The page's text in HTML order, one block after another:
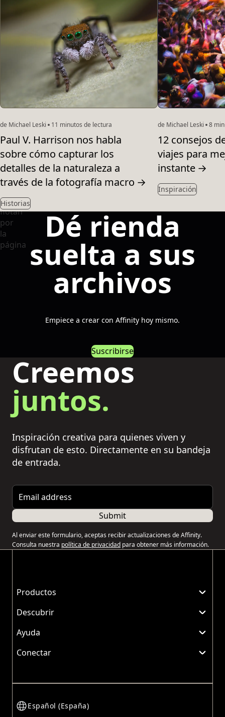
de Michael Leski 11 minutos de lectura
Paul V. Harrison nos habla
sobre cómo capturar los
detalles de la naturaleza a
través de la fotografía macro →
Historias
de Michael Leski 8
12 consejos
viajes para
instante →
Inspiración
Dé rienda
suelta a sus
archivos
Empiece a crear con Affinity hoy mismo.
Suscribirse
Creemos
juntos.
Inspiración creativa para quienes viven y
disfrutan de esto. Directamente en su bandeja
de entrada.
Email address
Submit
Al enviar este formulario, aceptas recibir actualizaciones de Affinity.
Consulta nuestra política de privacidad para obtener más información.
Productos
Descubrir
Ayuda
Conectar
Español (España)